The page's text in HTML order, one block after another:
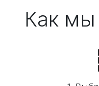
Как мы